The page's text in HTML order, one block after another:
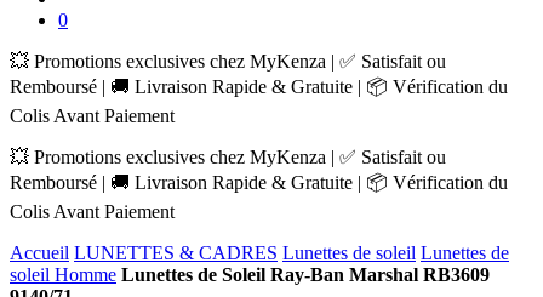
0
💥 Promotions exclusives chez MyKenza | ✅ Satisfait ou
Remboursé | 🚚 Livraison Rapide & Gratuite | 📦 Vérification du
Colis Avant Paiement
💥 Promotions exclusives chez MyKenza | ✅ Satisfait ou
Remboursé | 🚚 Livraison Rapide & Gratuite | 📦 Vérification du
Colis Avant Paiement
Accueil LUNETTES & CADRES Lunettes de soleil Lunettes de
soleil Homme Lunettes de Soleil Ray-Ban Marshal RB3609